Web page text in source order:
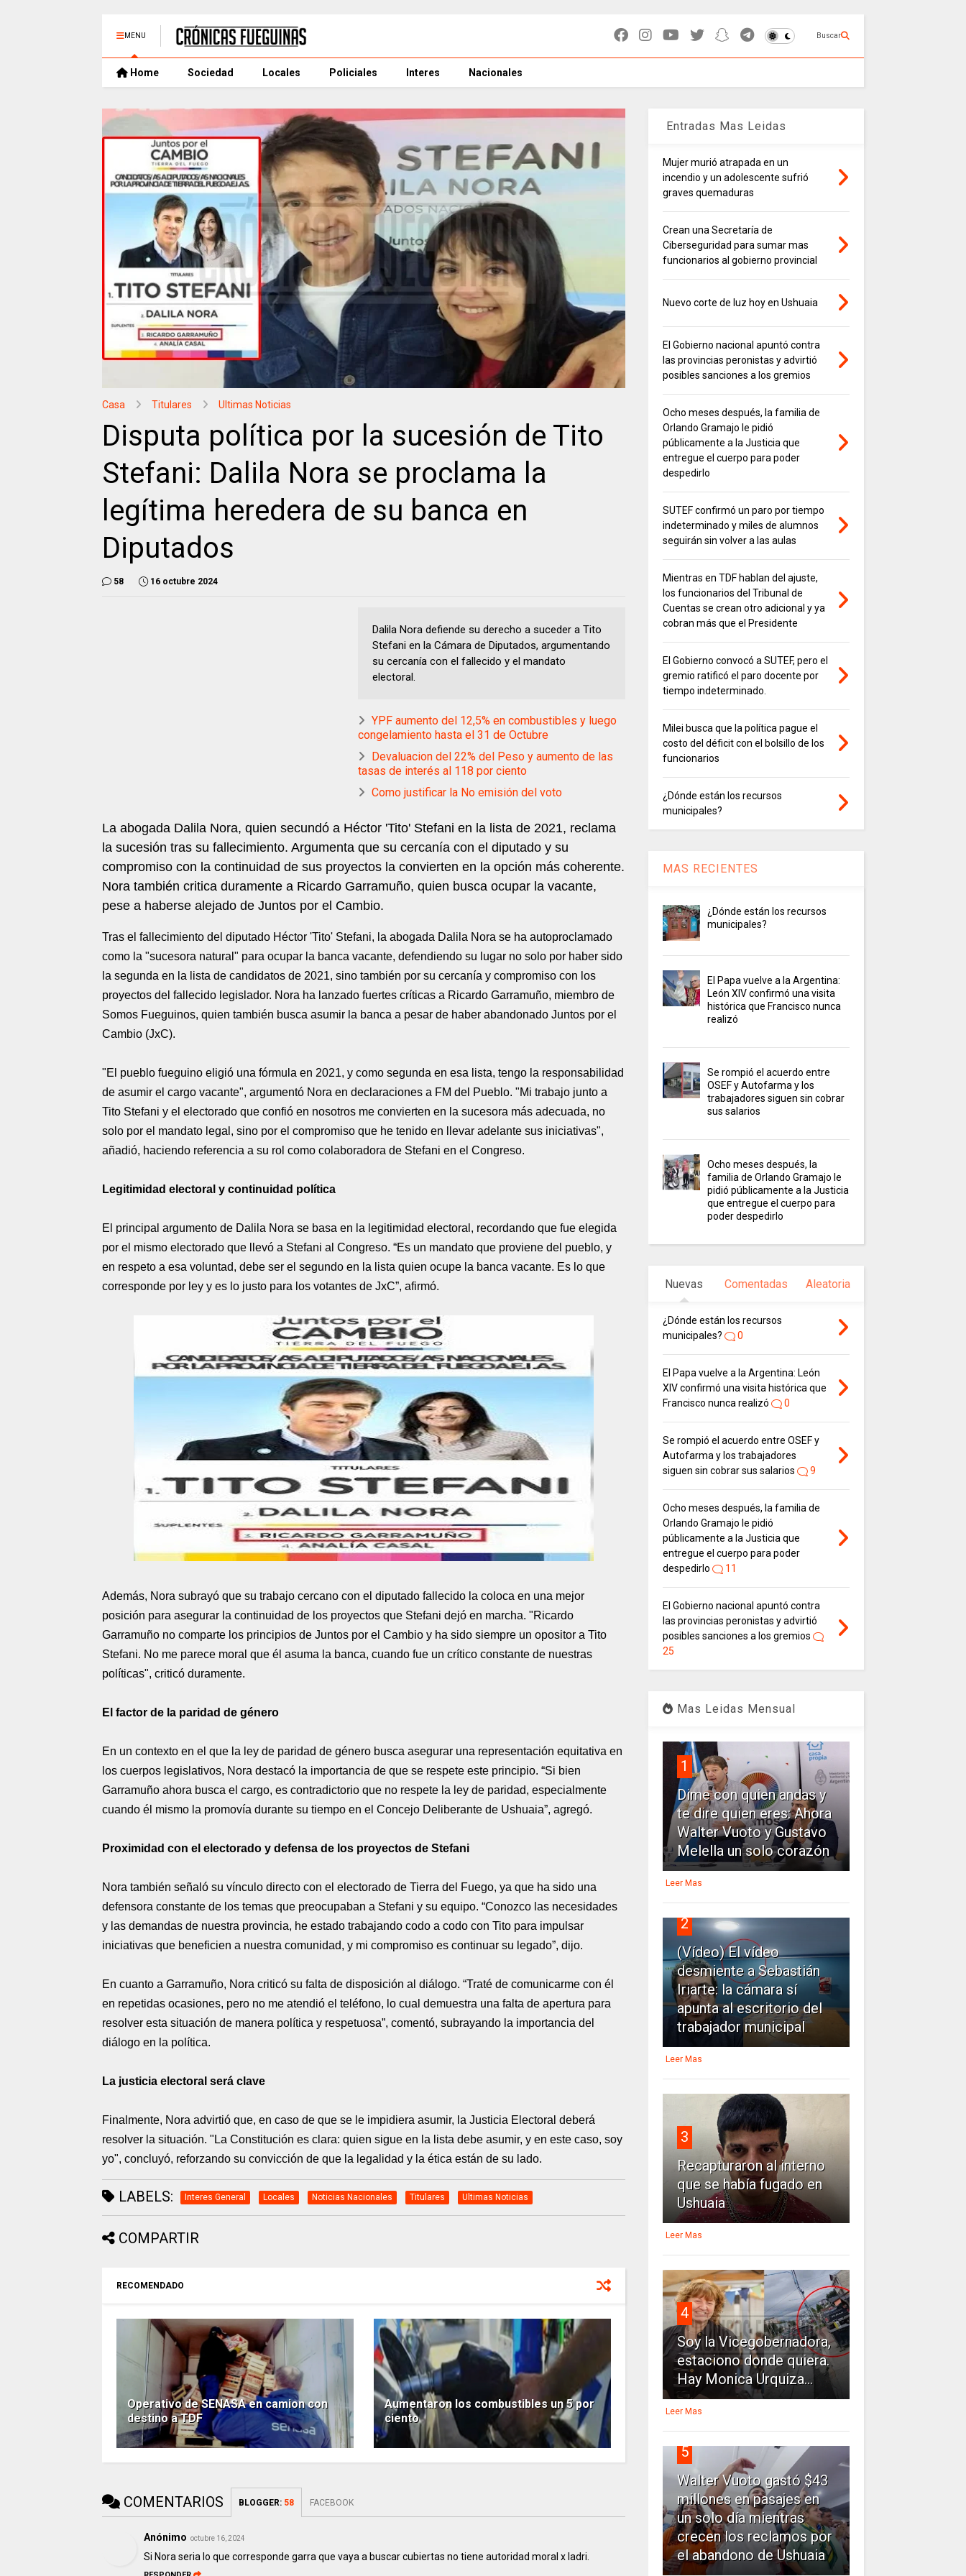
MENU Buscar
Home Sociedad Locales Policiales Interes Nacionales
Casa Titulares Ultimas Noticias
Disputa política por la sucesión de Tito
Stefani: Dalila Nora se proclama la
legítima heredera de su banca en
Diputados
58 16 octubre 2024
Dalila Nora defiende su derecho a suceder a Tito
Stefani en la Cámara de Diputados, argumentando
su cercanía con el fallecido y el mandato
electoral.
YPF aumento del 12,5% en combustibles y luego
congelamiento hasta el 31 de Octubre
Devaluacion del 22% del Peso y aumento de las
tasas de interés al 118 por ciento
Como justificar la No emisión del voto
La abogada Dalila Nora, quien secundó a Héctor 'Tito' Stefani en la lista de 2021, reclama
la sucesión tras su fallecimiento. Argumenta que su cercanía con el diputado y su
compromiso con la continuidad de sus proyectos la convierten en la opción más coherente.
Nora también critica duramente a Ricardo Garramuño, quien busca ocupar la vacante,
pese a haberse alejado de Juntos por el Cambio.
Tras el fallecimiento del diputado Héctor 'Tito' Stefani, la abogada Dalila Nora se ha autoproclamado
como la "sucesora natural" para ocupar la banca vacante, defendiendo su lugar no solo por haber sido
la segunda en la lista de candidatos de 2021, sino también por su cercanía y compromiso con los
proyectos del fallecido legislador. Nora ha lanzado fuertes críticas a Ricardo Garramuño, miembro de
Somos Fueguinos, quien también busca asumir la banca a pesar de haber abandonado Juntos por el
Cambio (JxC).
"El pueblo fueguino eligió una fórmula en 2021, y como segunda en esa lista, tengo la responsabilidad
de asumir el cargo vacante", argumentó Nora en declaraciones a FM del Pueblo. "Mi trabajo junto a
Tito Stefani y el electorado que confió en nosotros me convierten en la sucesora más adecuada, no
solo por el mandato legal, sino por el compromiso que he tenido en llevar adelante sus iniciativas",
añadió, haciendo referencia a su rol como colaboradora de Stefani en el Congreso.
Legitimidad electoral y continuidad política
El principal argumento de Dalila Nora se basa en la legitimidad electoral, recordando que fue elegida
por el mismo electorado que llevó a Stefani al Congreso. “Es un mandato que proviene del pueblo, y
en respeto a esa voluntad, debe ser el segundo en la lista quien ocupe la banca vacante. Es lo que
corresponde por ley y es lo justo para los votantes de JxC”, afirmó.
Además, Nora subrayó que su trabajo cercano con el diputado fallecido la coloca en una mejor
posición para asegurar la continuidad de los proyectos que Stefani dejó en marcha. "Ricardo
Garramuño no comparte los principios de Juntos por el Cambio y ha sido siempre un opositor a Tito
Stefani. No me parece moral que él asuma la banca, cuando fue un crítico constante de nuestras
políticas", criticó duramente.
El factor de la paridad de género
En un contexto en el que la ley de paridad de género busca asegurar una representación equitativa en
los cuerpos legislativos, Nora destacó la importancia de que se respete este principio. “Si bien
Garramuño ahora busca el cargo, es contradictorio que no respete la ley de paridad, especialmente
cuando él mismo la promovía durante su tiempo en el Concejo Deliberante de Ushuaia”, agregó.
Proximidad con el electorado y defensa de los proyectos de Stefani
Nora también señaló su vínculo directo con el electorado de Tierra del Fuego, ya que ha sido una
defensora constante de los temas que preocupaban a Stefani y su equipo. “Conozco las necesidades
y las demandas de nuestra provincia, he estado trabajando codo a codo con Tito para impulsar
iniciativas que beneficien a nuestra comunidad, y mi compromiso es continuar su legado”, dijo.
En cuanto a Garramuño, Nora criticó su falta de disposición al diálogo. “Traté de comunicarme con él
en repetidas ocasiones, pero no me atendió el teléfono, lo cual demuestra una falta de apertura para
resolver esta situación de manera política y respetuosa”, comentó, subrayando la importancia del
diálogo en la política.
La justicia electoral será clave
Finalmente, Nora advirtió que, en caso de que se le impidiera asumir, la Justicia Electoral deberá
resolver la situación. "La Constitución es clara: quien sigue en la lista debe asumir, y en este caso, soy
yo", concluyó, reforzando su convicción de que la legalidad y la ética están de su lado.
LABELS: Interes General Locales Noticias Nacionales Titulares Ultimas Noticias
COMPARTIR
RECOMENDADO
Operativo de SENASA en camion con
destino a TDF
Aumentaron los combustibles un 5 por
ciento
COMENTARIOS BLOGGER: 58 FACEBOOK
Anónimo octubre 16, 2024
Si Nora seria lo que corresponde garra que vaya a buscar cubiertas no tiene autoridad moral x ladri.
Entradas Mas Leidas
Mujer murió atrapada en un
incendio y un adolescente sufrió
graves quemaduras
Crean una Secretaría de
Ciberseguridad para sumar mas
funcionarios al gobierno provincial
Nuevo corte de luz hoy en Ushuaia
El Gobierno nacional apuntó contra
las provincias peronistas y advirtió
posibles sanciones a los gremios
Ocho meses después, la familia de
Orlando Gramajo le pidió
públicamente a la Justicia que
entregue el cuerpo para poder
despedirlo
SUTEF confirmó un paro por tiempo
indeterminado y miles de alumnos
seguirán sin volver a las aulas
Mientras en TDF hablan del ajuste,
los funcionarios del Tribunal de
Cuentas se crean otro adicional y ya
cobran más que el Presidente
El Gobierno convocó a SUTEF, pero el
gremio ratificó el paro docente por
tiempo indeterminado.
Milei busca que la política pague el
costo del déficit con el bolsillo de los
funcionarios
¿Dónde están los recursos
municipales?
MAS RECIENTES
¿Dónde están los recursos
municipales?
El Papa vuelve a la Argentina:
León XIV confirmó una visita
histórica que Francisco nunca
realizó
Se rompió el acuerdo entre
OSEF y Autofarma y los
trabajadores siguen sin cobrar
sus salarios
Ocho meses después, la
familia de Orlando Gramajo le
pidió públicamente a la Justicia
que entregue el cuerpo para
poder despedirlo
Nuevas Comentadas Aleatoria
¿Dónde están los recursos
municipales?
0
El Papa vuelve a la Argentina: León
XIV confirmó una visita histórica que
Francisco nunca realizó
0
Se rompió el acuerdo entre OSEF y
Autofarma y los trabajadores
siguen sin cobrar sus salarios
9
Ocho meses después, la familia de
Orlando Gramajo le pidió
públicamente a la Justicia que
entregue el cuerpo para poder
despedirlo
11
El Gobierno nacional apuntó contra
las provincias peronistas y advirtió
posibles sanciones a los gremios
25
Mas Leidas Mensual
1
Dime con quien andas y
te dire quien eres: Ahora
Walter Vuoto y Gustavo
Melella un solo corazón
Leer Mas
2
(Vídeo) El vídeo
desmiente a Sebastián
Iriarte: la cámara sí
apunta al escritorio del
trabajador municipal
Leer Mas
3
Recapturaron al interno
que se había fugado en
Ushuaia
Leer Mas
4
Soy la Vicegobernadora,
estaciono donde quiera.
Hay Monica Urquiza...
Leer Mas
5
Walter Vuoto gastó $43
millones en pasajes en
un solo día mientras
crecen los reclamos por
el abandono de Ushuaia